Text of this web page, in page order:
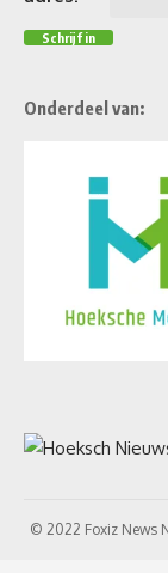
Onderdeel van:
© 2022 Foxiz News